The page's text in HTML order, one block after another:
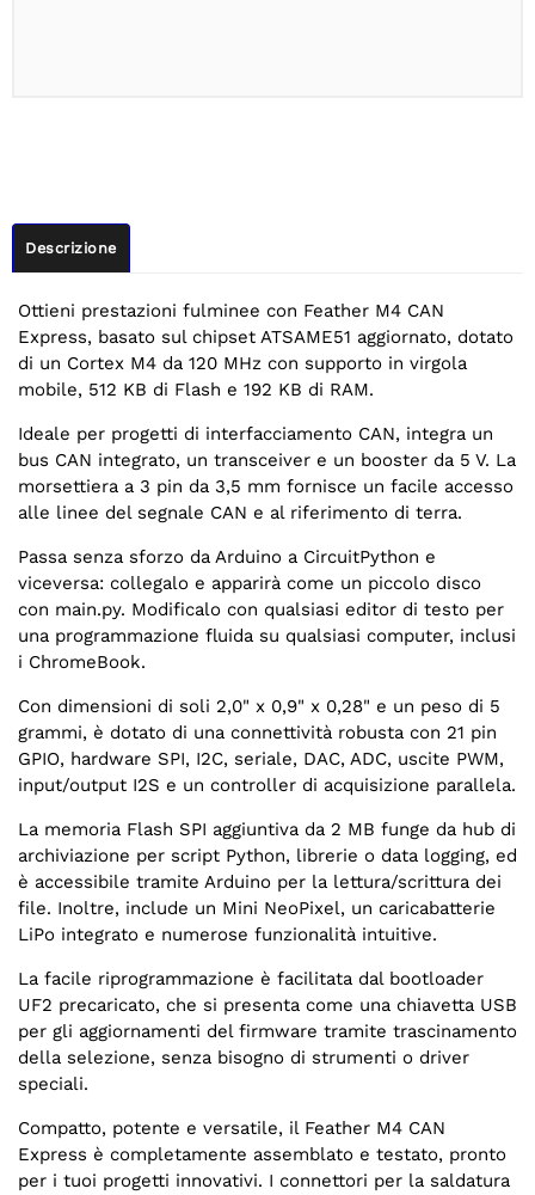
Descrizione
Ottieni prestazioni fulminee con Feather M4 CAN
Express, basato sul chipset ATSAME51 aggiornato, dotato
di un Cortex M4 da 120 MHz con supporto in virgola
mobile, 512 KB di Flash e 192 KB di RAM.
Ideale per progetti di interfacciamento CAN, integra un
bus CAN integrato, un transceiver e un booster da 5 V. La
morsettiera a 3 pin da 3,5 mm fornisce un facile accesso
alle linee del segnale CAN e al riferimento di terra.
Passa senza sforzo da Arduino a CircuitPython e
viceversa: collegalo e apparirà come un piccolo disco
con main.py. Modificalo con qualsiasi editor di testo per
una programmazione fluida su qualsiasi computer, inclusi
i ChromeBook.
Con dimensioni di soli 2,0" x 0,9" x 0,28" e un peso di 5
grammi, è dotato di una connettività robusta con 21 pin
GPIO, hardware SPI, I2C, seriale, DAC, ADC, uscite PWM,
input/output I2S e un controller di acquisizione parallela.
La memoria Flash SPI aggiuntiva da 2 MB funge da hub di
archiviazione per script Python, librerie o data logging, ed
è accessibile tramite Arduino per la lettura/scrittura dei
file. Inoltre, include un Mini NeoPixel, un caricabatterie
LiPo integrato e numerose funzionalità intuitive.
La facile riprogrammazione è facilitata dal bootloader
UF2 precaricato, che si presenta come una chiavetta USB
per gli aggiornamenti del firmware tramite trascinamento
della selezione, senza bisogno di strumenti o driver
speciali.
Compatto, potente e versatile, il Feather M4 CAN
Express è completamente assemblato e testato, pronto
per i tuoi progetti innovativi. I connettori per la saldatura